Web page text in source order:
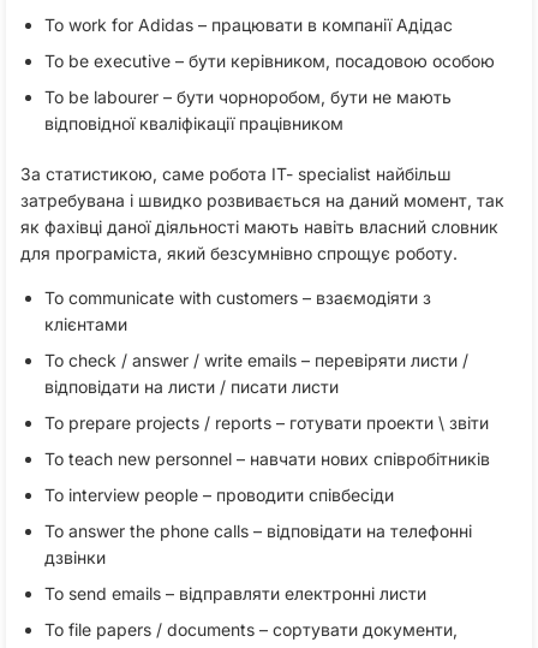
To work for Adidas – працювати в компанії Адідас
To be executive – бути керівником, посадовою особою
To be labourer – бути чорноробом, бути не мають
відповідної кваліфікації працівником
За статистикою, саме робота IT- specialist найбільш
затребувана і швидко розвивається на даний момент, так
як фахівці даної діяльності мають навіть власний словник
для програміста, який безсумнівно спрощує роботу.
To communicate with customers – взаємодіяти з
клієнтами
To check / answer / write emails – перевіряти листи /
відповідати на листи / писати листи
To prepare projects / reports – готувати проекти \ звіти
To teach new personnel – навчати нових співробітників
To interview people – проводити співбесіди
To answer the phone calls – відповідати на телефонні
дзвінки
To send emails – відправляти електронні листи
To file papers / documents – сортувати документи,